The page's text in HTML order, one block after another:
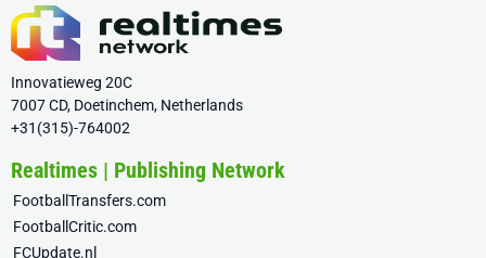
Innovatieweg 20C
7007 CD, Doetinchem, Netherlands
+31(315)-764002
Realtimes | Publishing Network
FootballTransfers.com
FootballCritic.com
FCUpdate.nl